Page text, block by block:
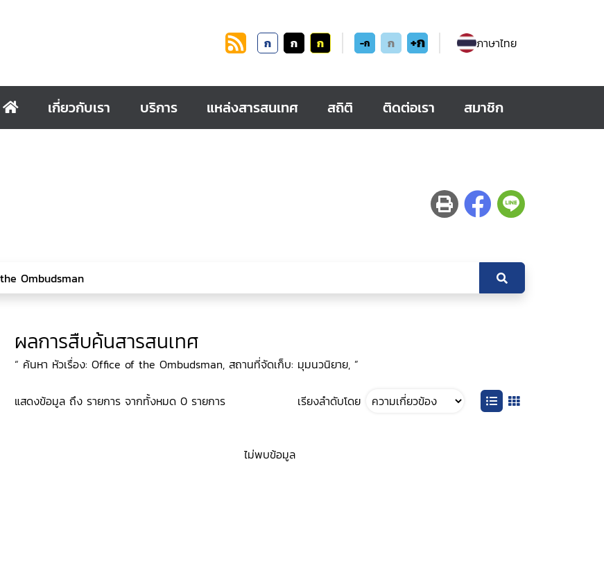
ก ก ก -ก ก +ก ภาษาไทย
เกี่ยวกับเรา บริการ แหล่งสารสนเทศ สถิติ ติดต่อเรา สมาชิก
ผลการสืบค้นสารสนเทศ
“ ค้นหา หัวเรื่อง: Office of the Ombudsman, สถานที่จัดเก็บ: มุมนวนิยาย, ”
แสดงข้อมูล ถึง รายการ จากทั้งหมด 0 รายการ เรียงลำดับโดย
ไม่พบข้อมูล